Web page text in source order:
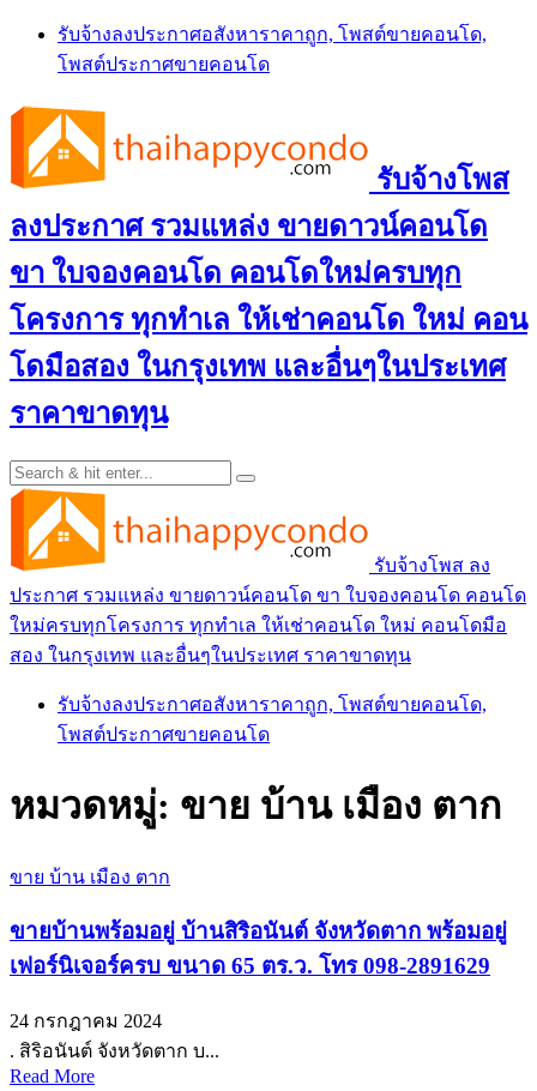
Skip
content
รับจ้างลงประกาศอสังหาราคาถูก, โพสต์ขายคอนโด,
โพสต์ประกาศขายคอนโด
รับจ้างโพส
ลงประกาศ รวมแหล่ง ขายดาวน์คอนโด
ขา ใบจองคอนโด คอนโดใหม่ครบทุก
โครงการ ทุกทำเล ให้เช่าคอนโด ใหม่ คอน
โดมือสอง ในกรุงเทพ และอื่นๆในประเทศ
ราคาขาดทุน
รับจ้างโพส ลง
ประกาศ รวมแหล่ง ขายดาวน์คอนโด ขา ใบจองคอนโด คอนโด
ใหม่ครบทุกโครงการ ทุกทำเล ให้เช่าคอนโด ใหม่ คอนโดมือ
สอง ในกรุงเทพ และอื่นๆในประเทศ ราคาขาดทุน
รับจ้างลงประกาศอสังหาราคาถูก, โพสต์ขายคอนโด,
โพสต์ประกาศขายคอนโด
หมวดหมู่: ขาย บ้าน เมือง ตาก
ขาย บ้าน เมือง ตาก
ขายบ้านพร้อมอยู่ บ้านสิริอนันต์ จังหวัดตาก พร้อมอยู่
เฟอร์นิเจอร์ครบ ขนาด 65 ตร.ว. โทร 098-2891629
24 กรกฎาคม 2024
. สิริอนันต์ จังหวัดตาก บ...
Read More